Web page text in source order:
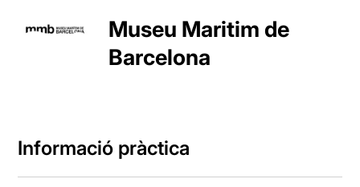
Museu Maritim de
Barcelona
Informació pràctica